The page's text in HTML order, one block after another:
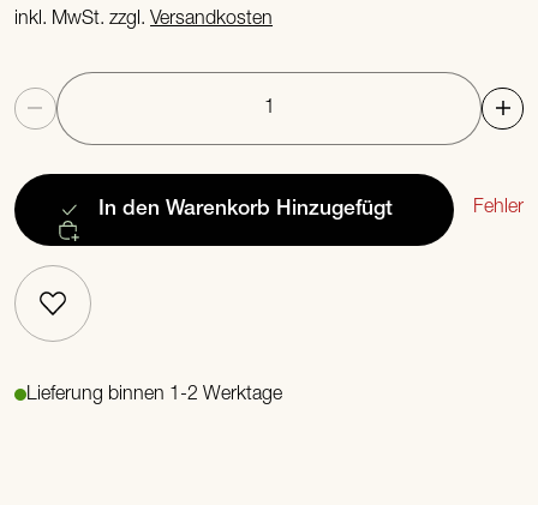
inkl. MwSt. zzgl.Versandkosten
Anzahl
In den Warenkorb Hinzugefügt Fehler
Lieferung binnen 1-2 Werktage